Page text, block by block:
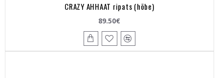
CRAZY AHHAAT ripats (hõbe)
89.50€